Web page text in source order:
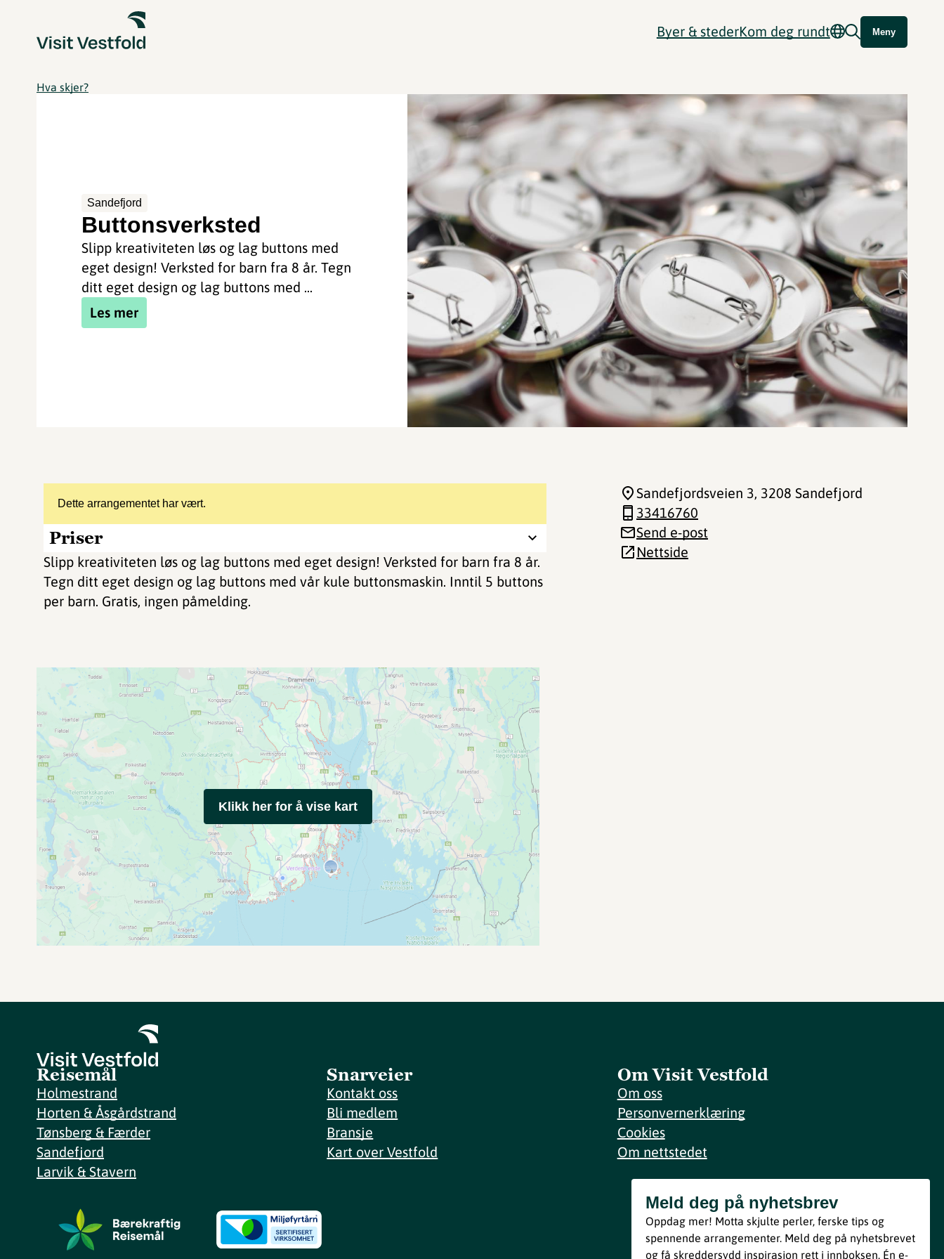
Byer & stederKom deg rundt Meny
Hva skjer?
Sandefjord
Buttonsverksted
Slipp kreativiteten løs og lag buttons med
eget design! Verksted for barn fra 8 år. Tegn
ditt eget design og lag buttons med ...
Les mer
Dette arrangementet har vært.
Priser
Slipp kreativiteten løs og lag buttons med eget design! Verksted for barn fra 8 år.
Tegn ditt eget design og lag buttons med vår kule buttonsmaskin. Inntil 5 buttons
per barn. Gratis, ingen påmelding.
Sandefjordsveien 3, 3208 Sandefjord
33416760
Send e-post
Nettside
Klikk her for å vise kart
Reisemål
Holmestrand
Horten & Åsgårdstrand
Tønsberg & Færder
Sandefjord
Larvik & Stavern
Snarveier
Kontakt oss
Bli medlem
Bransje
Kart over Vestfold
Om Visit Vestfold
Om oss
Personvernerklæring
Cookies
Om nettstedet
Meld deg på nyhetsbrev
Bli med
Meld deg på nyhetsbrev
Oppdag mer! Motta skjulte perler, ferske tips og
spennende arrangementer. Meld deg på nyhetsbrevet
og få skreddersydd inspirasjon rett i innboksen. Én e-